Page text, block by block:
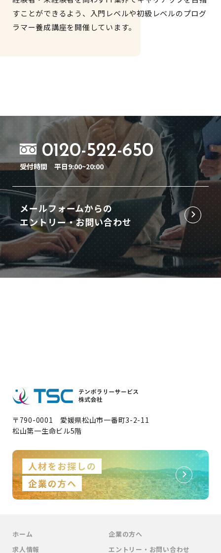
すことができるよう、入門レベルや初級レベルのプログ
ラマー養成講座を開催しています。
0120-522-650
受付時間 平日9:00~20:00
メールフォームからの
エントリー・お問い合わせ
〒790-0001 愛媛県松山市一番町3-2-11
松山第一生命ビル5階
ホーム
求人情報
企業の方へ
エントリー・お問い合わせ